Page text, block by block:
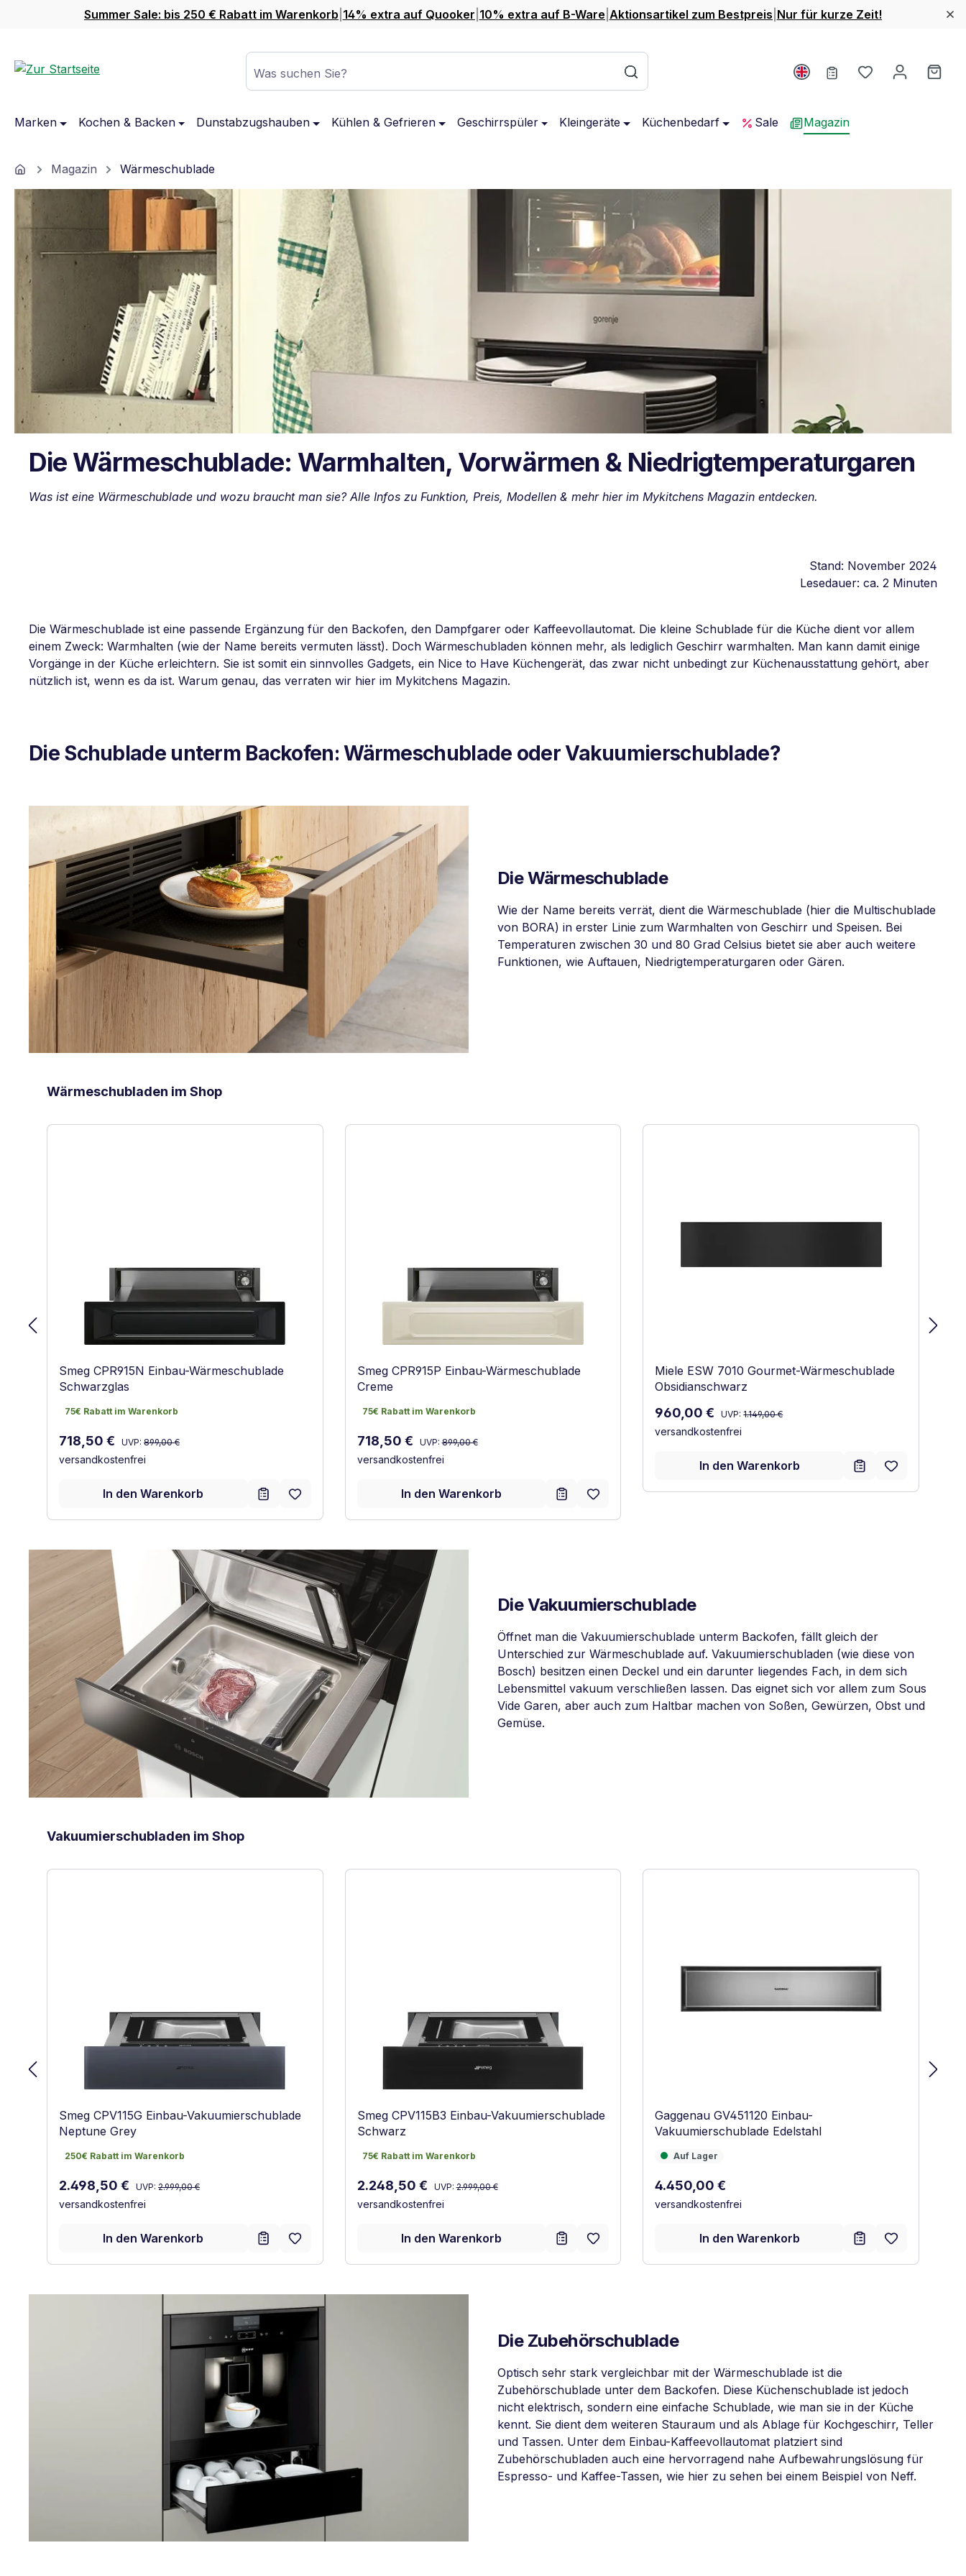
Hauptinhalt springen
Zur Suche springen
Zur Hauptnavigation springen
Summer Sale: bis 250 € Rabatt im Warenkorb 14% extra auf Quooker 10% extra auf B-Ware Aktionsartikel zum Bestpreis Nur für kurze Zeit!
Was suchen Sie? Du hast 0
Marken Kochen & Backen Dunstabzugshauben Kühlen & Gefrieren Geschirrspüler Kleingeräte Küchenbedarf Sale Magazin
HomeMagazin Wärmeschublade
Die Wärmeschublade: Warmhalten, Vorwärmen & Niedrigtemperaturgaren
Was ist eine Wärmeschublade und wozu braucht man sie? Alle Infos zu Funktion, Preis, Modellen & mehr hier im Mykitchens Magazin entdecken.
Stand: November 2024
Lesedauer: ca. 2 Minuten
Die Wärmeschublade ist eine passende Ergänzung für den Backofen, den Dampfgarer oder Kaffeevollautomat. Die kleine Schublade für die Küche dient vor allem
einem Zweck: Warmhalten (wie der Name bereits vermuten lässt). Doch Wärmeschubladen können mehr, als lediglich Geschirr warmhalten. Man kann damit einige
Vorgänge in der Küche erleichtern. Sie ist somit ein sinnvolles Gadgets, ein Nice to Have Küchengerät, das zwar nicht unbedingt zur Küchenausstattung gehört, aber
nützlich ist, wenn es da ist. Warum genau, das verraten wir hier im Mykitchens Magazin.
Die Schublade unterm Backofen: Wärmeschublade oder Vakuumierschublade?
Die Wärmeschublade
Wie der Name bereits verrät, dient die Wärmeschublade (hier die Multischublade
von BORA) in erster Linie zum Warmhalten von Geschirr und Speisen. Bei
Temperaturen zwischen 30 und 80 Grad Celsius bietet sie aber auch weitere
Funktionen, wie Auftauen, Niedrigtemperaturgaren oder Gären.
Produktgalerie überspringen
Wärmeschubladen im Shop
Smeg CPR915N Einbau-Wärmeschublade
Schwarzglas
75€ Rabatt im Warenkorb
75€ Rabatt im Warenkorb
Verkaufspreis:
718,50 € Regulärer Preis:
UVP: 899,00 €
versandkostenfrei
In den Warenkorb
Smeg CPR915P Einbau-Wärmeschublade
Creme
75€ Rabatt im Warenkorb
75€ Rabatt im Warenkorb
Verkaufspreis:
718,50 € Regulärer Preis:
UVP: 899,00 €
versandkostenfrei
In den Warenkorb
Miele ESW 7010 Gourmet-Wärmeschublade
Obsidianschwarz
Verkaufspreis:
960,00 € Regulärer Preis:
UVP: 1.149,00 €
versandkostenfrei
In den Warenkorb
Die Vakuumierschublade
Öffnet man die Vakuumierschublade unterm Backofen, fällt gleich der
Unterschied zur Wärmeschublade auf. Vakuumierschubladen (wie diese von
Bosch) besitzen einen Deckel und ein darunter liegendes Fach, in dem sich
Lebensmittel vakuum verschließen lassen. Das eignet sich vor allem zum Sous
Vide Garen, aber auch zum Haltbar machen von Soßen, Gewürzen, Obst und
Gemüse.
Produktgalerie überspringen
Vakuumierschubladen im Shop
Smeg CPV115G Einbau-Vakuumierschublade
Neptune Grey
250€ Rabatt im Warenkorb
250€ Rabatt im Warenkorb
Verkaufspreis:
2.498,50 € Regulärer Preis:
UVP: 2.999,00 €
versandkostenfrei
In den Warenkorb
Smeg CPV115B3 Einbau-Vakuumierschublade
Schwarz
75€ Rabatt im Warenkorb
75€ Rabatt im Warenkorb
Verkaufspreis:
2.248,50 € Regulärer Preis:
UVP: 2.999,00 €
versandkostenfrei
In den Warenkorb
Gaggenau GV451120 Einbau-
Vakuumierschublade Edelstahl
Auf Lager
Auf Lager
Regulärer Preis:
4.450,00 €
versandkostenfrei
In den Warenkorb
Die Zubehörschublade
Optisch sehr stark vergleichbar mit der Wärmeschublade ist die
Zubehörschublade unter dem Backofen. Diese Küchenschublade ist jedoch
nicht elektrisch, sondern eine einfache Schublade, wie man sie in der Küche
kennt. Sie dient dem weiteren Stauraum und als Ablage für Kochgeschirr, Teller
und Tassen. Unter dem Einbau-Kaffeevollautomat platziert sind
Zubehörschubladen auch eine hervorragend nahe Aufbewahrungslösung für
Espresso- und Kaffee-Tassen, wie hier zu sehen bei einem Beispiel von Neff.